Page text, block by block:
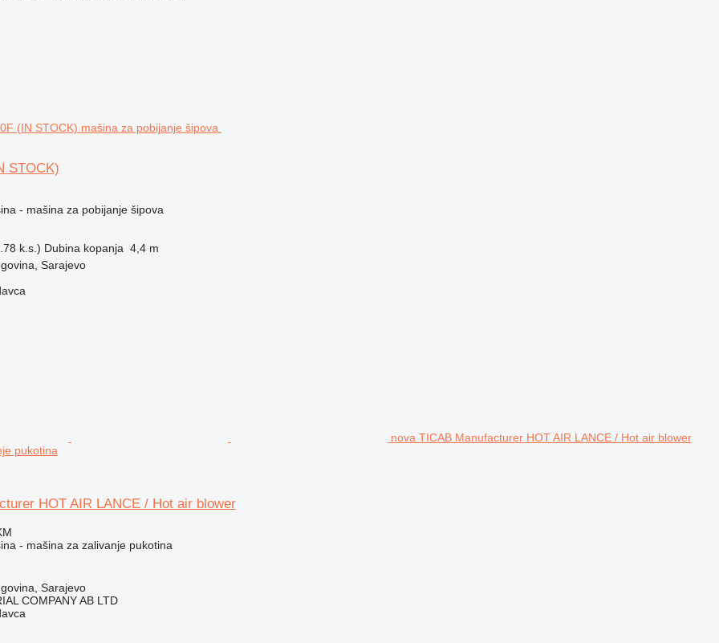
STOCK)
- mašina za pobijanje šipova
k.s.) Dubina kopanja 4,4 m
Sarajevo
nova TICAB Manufacturer HOT AIR LANCE / Hot air blower
pukotina
HOT AIR LANCE / Hot air blower
- mašina za zalivanje pukotina
Sarajevo
COMPANY AB LTD